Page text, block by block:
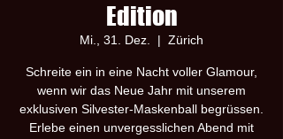
Edition
Mi., 31. Dez.
  |
Zürich
Schreite ein in eine Nacht voller Glamour,
wenn wir das Neue Jahr mit unserem
exklusiven Silvester-Maskenball begrüssen.
Erlebe einen unvergesslichen Abend mit